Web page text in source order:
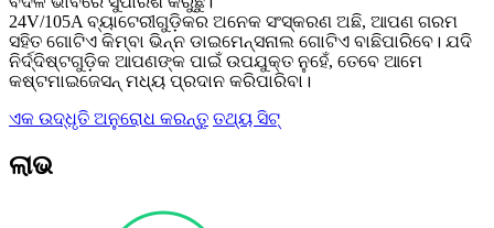
24V/105A ବ୍ୟାଟେରୀଗୁଡ଼ିକର ଅନେକ ସଂସ୍କରଣ ଅଛି, ଆପଣ ଗରମ
ସହିତ ଗୋଟିଏ କିମ୍ବା ଭିନ୍ନ ଡାଇମେନ୍ସନାଲ ଗୋଟିଏ ବାଛିପାରିବେ। ଯଦି
ନିର୍ଦ୍ଦିଷ୍ଟଗୁଡ଼ିକ ଆପଣଙ୍କ ପାଇଁ ଉପଯୁକ୍ତ ନୁହେଁ, ତେବେ ଆମେ
କଷ୍ଟମାଇଜେସନ୍ ମଧ୍ୟ ପ୍ରଦାନ କରିପାରିବା।
ଏକ ଉଦ୍ଧୃତି ଅନୁରୋଧ କରନ୍ତୁ ତଥ୍ୟ ସିଟ୍
ଲାଭ